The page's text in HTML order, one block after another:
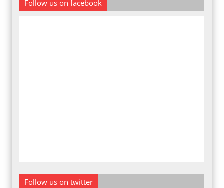
Follow us on facebook
Follow us on twitter